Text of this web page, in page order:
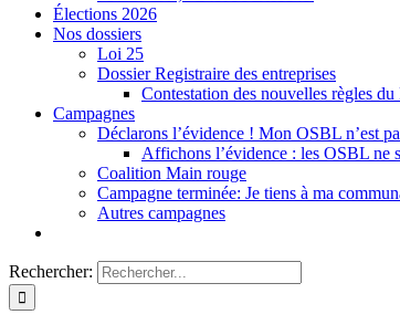
Élections 2026
Nos dossiers
Loi 25
Dossier Registraire des entreprises
Contestation des nouvelles règles
Campagnes
Déclarons l’évidence ! Mon OSBL n’est
Affichons l’évidence : les OSBL ne
Coalition Main rouge
Campagne terminée: Je tiens à ma
Autres campagnes
Rechercher: